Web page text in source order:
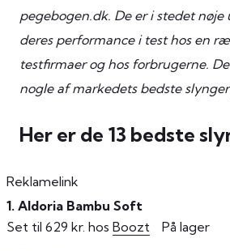
pegebogen.dk. De er i stedet
deres performance i test hos en
testfirmaer og hos forbrugerne.
nogle af markedets bedste
Her er de 13 bedste
Reklamelink
1. Aldoria Bambu Soft
Set til 629 kr. hos Boozt På lager